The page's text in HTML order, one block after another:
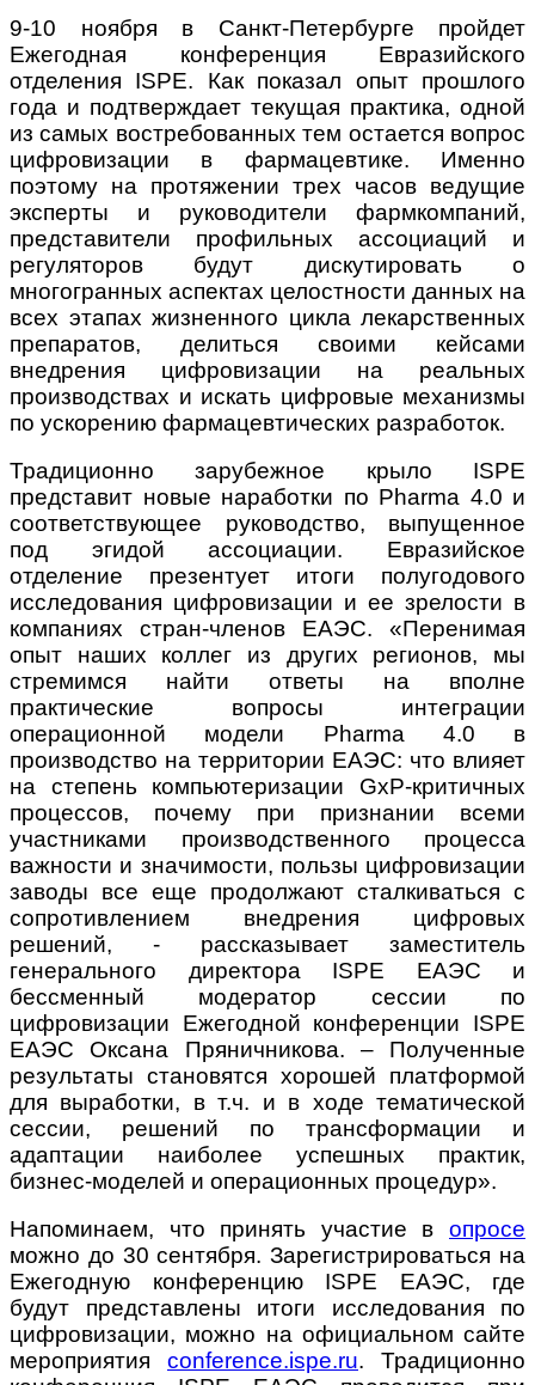
9-10 ноября в Санкт-Петербурге пройдет
Ежегодная конференция Евразийского
отделения ISPE. Как показал опыт прошлого
года и подтверждает текущая практика, одной
из самых востребованных тем остается вопрос
цифровизации в фармацевтике. Именно
поэтому на протяжении трех часов ведущие
эксперты и руководители фармкомпаний,
представители профильных ассоциаций и
регуляторов будут дискутировать о
многогранных аспектах целостности данных на
всех этапах жизненного цикла лекарственных
препаратов, делиться своими кейсами
внедрения цифровизации на реальных
производствах и искать цифровые механизмы
по ускорению фармацевтических разработок.
Традиционно зарубежное крыло ISPE
представит новые наработки по Pharma 4.0 и
соответствующее руководство, выпущенное
под эгидой ассоциации. Евразийское
отделение презентует итоги полугодового
исследования цифровизации и ее зрелости в
компаниях стран-членов ЕАЭС. «Перенимая
опыт наших коллег из других регионов, мы
стремимся найти ответы на вполне
практические вопросы интеграции
операционной модели Pharma 4.0 в
производство на территории ЕАЭС: что влияет
на степень компьютеризации GхP-критичных
процессов, почему при признании всеми
участниками производственного процесса
важности и значимости, пользы цифровизации
заводы все еще продолжают сталкиваться с
сопротивлением внедрения цифровых
решений, - рассказывает заместитель
генерального директора ISPE ЕАЭС и
бессменный модератор сессии по
цифровизации Ежегодной конференции ISPE
ЕАЭС Оксана Пряничникова. – Полученные
результаты становятся хорошей платформой
для выработки, в т.ч. и в ходе тематической
сессии, решений по трансформации и
адаптации наиболее успешных практик,
бизнес-моделей и операционных процедур».
Напоминаем, что принять участие в опросе
можно до 30 сентября. Зарегистрироваться на
Ежегодную конференцию ISPE ЕАЭС, где
будут представлены итоги исследования по
цифровизации, можно на официальном сайте
мероприятия conference.ispe.ru. Традиционно